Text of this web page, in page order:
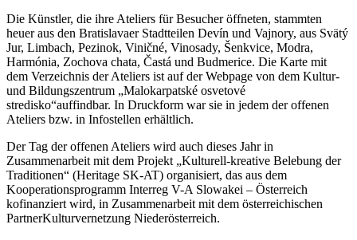
Die Künstler, die ihre Ateliers für Besucher öffneten, stammten
heuer aus den Bratislavaer Stadtteilen Devín und Vajnory, aus Svätý
Jur, Limbach, Pezinok, Viničné, Vinosady, Šenkvice, Modra,
Harmónia, Zochova chata, Častá und Budmerice. Die Karte mit
dem Verzeichnis der Ateliers ist auf der Webpage von dem Kultur-
und Bildungszentrum „Malokarpatské osvetové
stredisko“auffindbar. In Druckform war sie in jedem der offenen
Ateliers bzw. in Infostellen erhältlich.
Der Tag der offenen Ateliers wird auch dieses Jahr in
Zusammenarbeit mit dem Projekt „Kulturell-kreative Belebung der
Traditionen“ (Heritage SK-AT) organisiert, das aus dem
Kooperationsprogramm Interreg V-A Slowakei – Österreich
kofinanziert wird, in Zusammenarbeit mit dem österreichischen
PartnerKulturvernetzung Niederösterreich.